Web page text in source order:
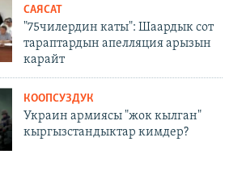
САЯСАТ
"75чилердин каты": Шаардык сот
тараптардын апелляция арызын
карайт
КООПСУЗДУК
Украин армиясы "жок кылган"
кыргызстандыктар кимдер?